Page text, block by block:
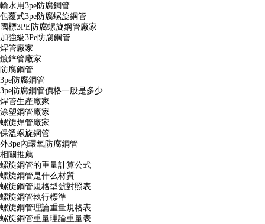
輸水用3pe防腐鋼管
包覆式3pe防腐螺旋鋼管
國標3PE防腐螺旋鋼管廠家
加強級3Pe防腐鋼管
焊管廠家
鍍鋅管廠家
防腐鋼管
3pe防腐鋼管
3pe防腐鋼管價格一般是多少
焊管生產廠家
涂塑鋼管廠家
螺旋焊管廠家
保溫螺旋鋼管
外3pe內環氧防腐鋼管
相關推薦
螺旋鋼管的重量計算公式
螺旋鋼管是什么材質
螺旋鋼管規格型號對照表
螺旋鋼管執行標準
螺旋鋼管理論重量規格表
螺旋鋼管重量理論重量表